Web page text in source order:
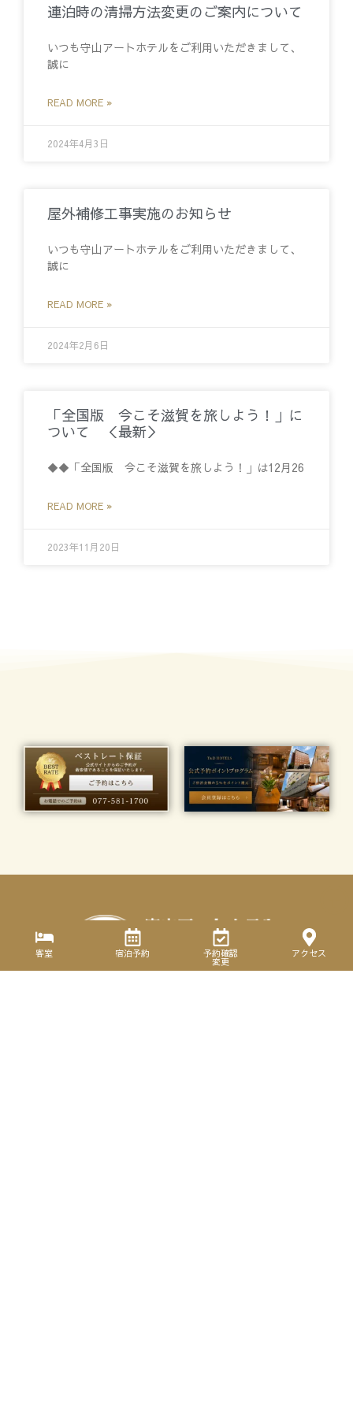
客室 宿泊予約 予約確認
変更
アクセス
連泊時の清掃方法変更のご案内について
いつも守山アートホテルをご利用いただきまして、
誠に
READ MORE »
2024年4月3日
屋外補修工事実施のお知らせ
いつも守山アートホテルをご利用いただきまして、
誠に
READ MORE »
2024年2月6日
「全国版 今こそ滋賀を旅しよう！」に
ついて ＜最新＞
◆◆「全国版 今こそ滋賀を旅しよう！」は12月26
READ MORE »
2023年11月20日
〒524-0012
滋賀県守山市播磨田町50-1